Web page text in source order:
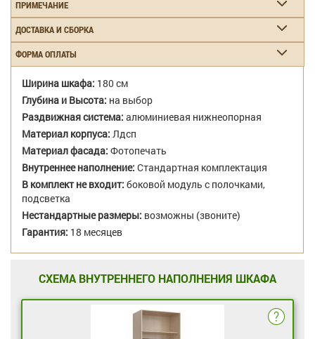
ПРИМЕЧАНИЕ
ДОСТАВКА И СБОРКА
ФОРМА ОПЛАТЫ
Ширина шкафа: 180 см
Глубина и Высота: на выбор
Раздвижная система: алюминиевая нижнеопорная
Материал корпуса: Лдсп
Материал фасада: Фотопечать
Внутреннее наполнение: Стандартная комплектация
В комплект не входит: боковой модуль с полочками,
подсветка
Нестандартные размеры: возможны (звоните)
Гарантия: 18 месяцев
СХЕМА ВНУТРЕННЕГО НАПОЛНЕНИЯ ШКАФА